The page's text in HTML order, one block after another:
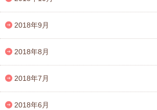
2018年9月
2018年8月
2018年7月
2018年6月